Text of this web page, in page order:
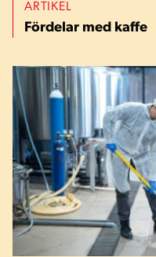
ARTIKEL
Fördelar med kaffe